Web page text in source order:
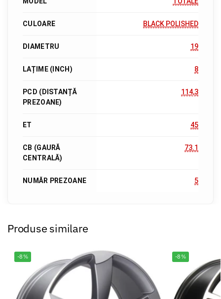
CULOARE BLACK POLISHED
DIAMETRU 19
LAȚIME (INCH) 8
PCD (DISTANȚĂ
PREZOANE)
114,3
ET 45
CB (GAURĂ
CENTRALĂ)
73.1
NUMĂR PREZOANE 5
Produse similare
-8% -8%